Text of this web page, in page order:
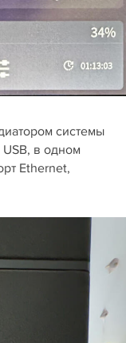
системы
в одном
Ethernet,